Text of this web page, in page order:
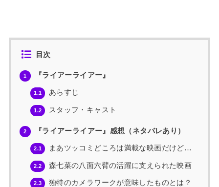
目次
1 『ライアーライアー』
1.1 あらすじ
1.2 スタッフ・キャスト
2 『ライアーライアー』感想（ネタバレあり）
2.1 まあツッコミどころは満載な映画だけど…
2.2 森七菜の八面六臂の活躍に支えられた映画
2.3 独特のカメラワークが意味したものとは？